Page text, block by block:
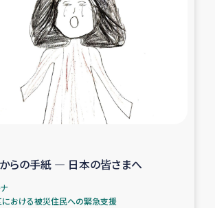
普及と食生活改善による栄養改善事業
フェアトレード事業
緊急支援事業
計向上を通じた子どもの栄養改善事業
民際教育
食べる
からの手紙 ― 日本の皆さまへ
における被災住民への緊急支援